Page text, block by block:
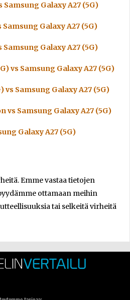
Samsung Galaxy A27 (5G)
Samsung Galaxy A27 (5G)
Samsung Galaxy A27 (5G)
vs Samsung Galaxy A27 (5G)
vs Samsung Galaxy A27 (5G)
vs Samsung Galaxy A27 (5G)
Galaxy A27 (5G)
Emme vastaa tietojen
ottamaan meihin
tai selkeitä virheitä